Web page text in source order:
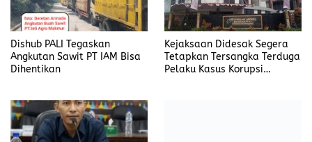
Dishub PALI Tegaskan
Angkutan Sawit PT IAM Bisa
Dihentikan
Kejaksaan Didesak Segera
Tetapkan Tersangka Terduga
Pelaku Kasus Korupsi